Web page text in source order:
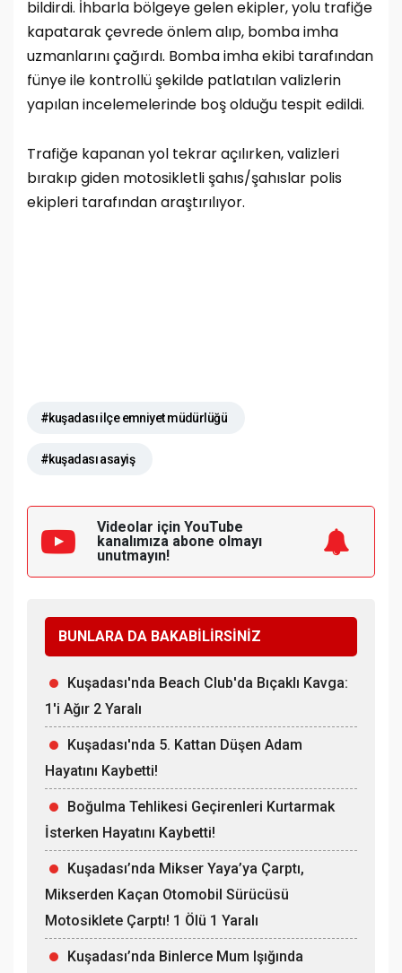
bildirdi. İhbarla bölgeye gelen ekipler, yolu trafiğe
kapatarak çevrede önlem alıp, bomba imha
uzmanlarını çağırdı. Bomba imha ekibi tarafından
fünye ile kontrollü şekilde patlatılan valizlerin
yapılan incelemelerinde boş olduğu tespit edildi.
Trafiğe kapanan yol tekrar açılırken, valizleri
bırakıp giden motosikletli şahıs/şahıslar polis
ekipleri tarafından araştırılıyor.
#kuşadası ilçe emniyet müdürlüğü
#kuşadası asayiş
Videolar için YouTube
kanalımıza abone olmayı
unutmayın!
BUNLARA DA BAKABİLİRSİNİZ
Kuşadası'nda Beach Club'da Bıçaklı Kavga:
1'i Ağır 2 Yaralı
Kuşadası'nda 5. Kattan Düşen Adam
Hayatını Kaybetti!
Boğulma Tehlikesi Geçirenleri Kurtarmak
İsterken Hayatını Kaybetti!
Kuşadası’nda Mikser Yaya’ya Çarptı,
Mikserden Kaçan Otomobil Sürücüsü
Motosiklete Çarptı! 1 Ölü 1 Yaralı
Kuşadası’nda Binlerce Mum Işığında